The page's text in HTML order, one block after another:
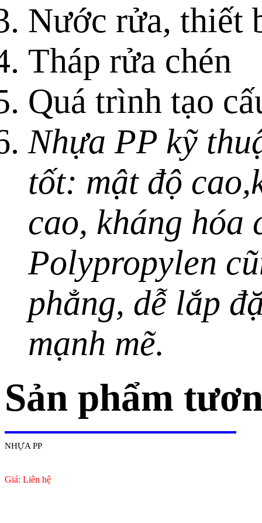
Nước rửa, thiết
Tháp rửa chén
Quá trình tạo
Nhựa PP kỹ
tốt: mật độ
cao, kháng hóa
Polypropylen
phẳng, dễ lắp
mạnh mẽ.
Sản phẩm
NHỰA PP
Giá: Liên hệ